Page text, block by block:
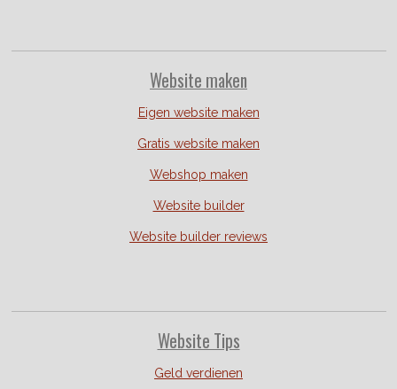
Website maken
Eigen website maken
Gratis website maken
Webshop maken
Website builder
Website builder reviews
Website Tips
Geld verdienen